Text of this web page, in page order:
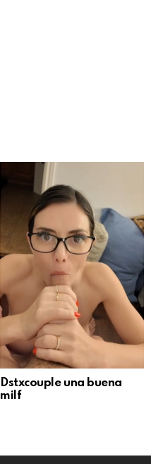
Dstxcouple una buena
milf